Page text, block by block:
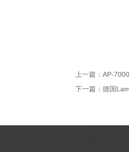
上一篇： AP-
下一篇： 德国